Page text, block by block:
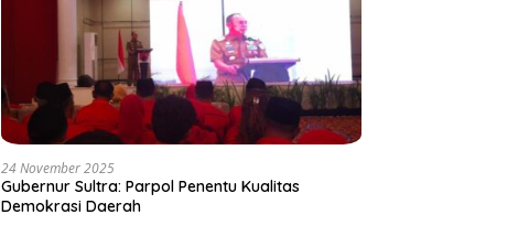
24 November 2025
Gubernur Sultra: Parpol Penentu Kualitas
Demokrasi Daerah